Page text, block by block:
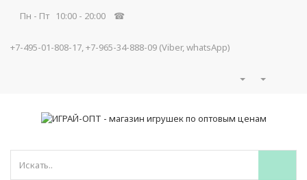
Пн - Пт 10:00 - 20:00 ☎
+7-495-01-808-17, +7-965-34-888-09 (Viber, whatsApp)